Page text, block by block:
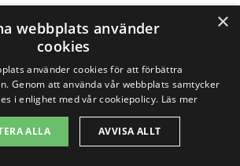
ofta en högre kvalitet på
komplexitet:En enkel
som en ytbehandling och
kostar mindre än en
×
webbplats använder
cookies
använder cookies för att förbättra
Genom att använda vår webbplats samtycker
i enlighet med vår cookiepolicy. Läs mer
ALLA AVVISA ALLT